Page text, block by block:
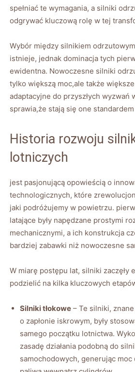
spełniać te wymagania, ⁤a silniki
‍odgrywać kluczową rolę w tej
Wybór między silnikiem
istnieje, ‍jednak‌ dominacja‍ tych
‍ewidentna. ‍Nowoczesne⁣ silniki
tylko większą moc,ale także
adaptacyjne do przyszłych ‌wyzwań
sprawia,że stają się one
Historia rozwoju
lotniczych
jest⁢ pasjonującą opowieścią o
technologicznych, które
jaki podróżujemy w powietrzu.‍
latające były ​napędzane ‍prostymi
⁣mechanicznymi, a ich konstrukcja
bardziej ⁢zabawki niż ​nowoczesne
W miarę ‍postępu lat, ‍silniki zaczęły
podzielić‍ na kilka kluczowych
Silniki tłokowe – ⁤Te ⁤silniki,
o zapłonie‍ iskrowym, były​
‌samego początku‌ lotnictwa.
zasadę działania podobną do
samochodowych, generując moc‍